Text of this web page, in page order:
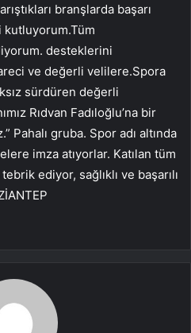
branşlarda başarı
desteklerini
ve değerli velilere.Spora
sürdüren değerli
Rıdvan Fadıloğlu’na bir
Pahalı gruba. Spor adı altında
imza atıyorlar. Katılan tüm
ediyor, sağlıklı ve başarılı